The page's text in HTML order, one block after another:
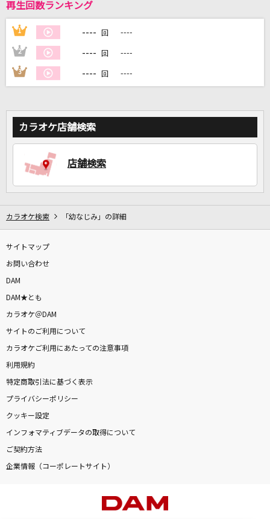
再生回数ランキング
1 ---- 回 ----
2 ---- 回 ----
3 ---- 回 ----
カラオケ店舗検索
店舗検索
カラオケ検索 「幼なじみ」の詳細
サイトマップ
お問い合わせ
DAM
DAM★とも
カラオケ＠DAM
サイトのご利用について
カラオケご利用にあたっての注意事項
利用規約
特定商取引法に基づく表示
プライバシーポリシー
クッキー設定
インフォマティブデータの取得について
ご契約方法
企業情報（コーポレートサイト）